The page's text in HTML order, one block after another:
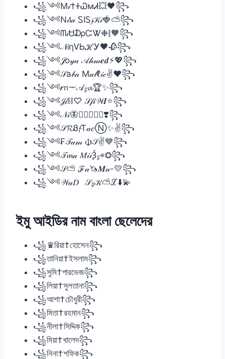
꧁༺M𝒾†ᏐᏇмᏗ💥🖤꧂
꧁༺N𝒾𝗅𝒶 ᏚIᏚ𝓳𝒦𝒾🍓⛅꧂
꧁༺ᗰ𝒾Ꮜ₯ᏨᏔ❉⧘🧡꧂
꧁༺𝒩𝗂ηᏙᏏℋᎩ🖤🥀꧂
꧁༺𝒥o𝓎𝒶 𝒜𝒽𝓂𝒆𝒅⚡💖꧂
꧁༺𝒮a𝒷𝒶 M𝒶𝓁ℓ𝒾𝒸✌❤꧂
꧁༺𝒓𝗇ᅮ𝒜𝓏𝓪🏆✨꧂
꧁༺𝒥𝒾⛓♡ 𝒮𝒻𝒾𝒲𝑰⭐️꧂
꧁༺𝒩𝒾🦋𝒺⦿𝓂𝒶✩❣️꧂
꧁༺𝒮𝓡Ᏸ𝓯T𝒶𝑒Ⓝ✨✌꧂
꧁༺₣𝒯𝒶𝓂 𐌸𝒮✌💙꧂
꧁༺𝒯𝓶𝒶 𝑀𝒾𝒾Ѯ𝓏⌖❂꧂
꧁༺𝒮⛅ ℱ𝒶🦄𝑴𝒶-💛꧂
꧁༺𝒲𝒶𝐷⠀𝒮𝓏𝒦⛅ℒ⬇️💫
ইমু আইডির নাম বাংলা ছেলেদের
꧁♛রিয়া†হোসেন꧂
꧁তানিয়া†ইসলাম꧂
꧁সুমি†পারভেজ꧂
꧁লিয়া†সুলতানা꧂
꧁আশা†চৌধুরী꧂
꧁মিতা†রহমান꧂
꧁নীলা†সিদ্দিক꧂
꧁মিয়া†খালেদ꧂
꧁নিনা†শফিক꧂